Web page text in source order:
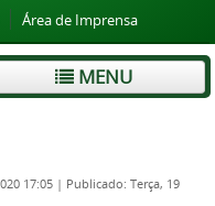
Área de Imprensa
MENU
17:05 | Publicado: Terça, 19